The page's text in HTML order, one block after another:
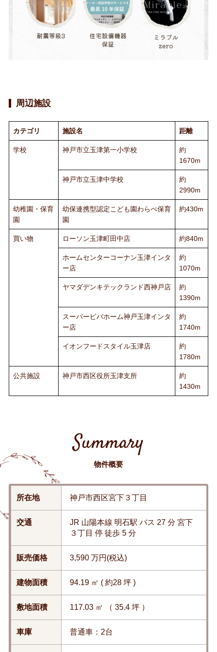
周辺施設
カテゴリ 施設名 距離
学校 神戸市立玉津第一小学校
約
1670m
神戸市立玉津中学校
約
2990m
幼稚園・保育
園
幼保連携型認定こども園わらべ保育
園
約430m
買い物 ローソン玉津町田中店 約840m
ホームセンターコーナン玉津インタ
ー店
約
1070m
ヤマダデンキテックランド西神戸店
約
1390m
スーパービバホーム神戸玉津インタ
ー店
約
1740m
イオンフードスタイル玉津店
約
1780m
公共施設 神戸市西区役所玉津支所
約
1430m
Summary
物件概要
所在地 神戸市西区宮下３丁目
交通
JR 山陽本線 明石駅 バス 27 分 宮下
３丁目 停 徒歩 5 分
販売価格 3,590 万円(税込)
建物面積 94.19 ㎡ ( 約28 坪 )
敷地面積 117.03 ㎡ （ 35.4 坪 ）
車庫 普通車：2台